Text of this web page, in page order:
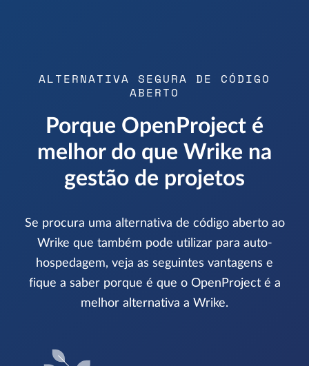
ALTERNATIVA SEGURA DE CÓDIGO
ABERTO
Porque OpenProject é
melhor do que Wrike na
gestão de projetos
Se procura uma alternativa de código aberto ao
Wrike que também pode utilizar para auto-
hospedagem, veja as seguintes vantagens e
fique a saber porque é que o OpenProject é a
melhor alternativa a Wrike.